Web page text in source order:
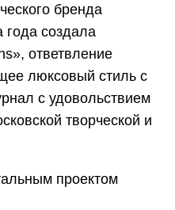
бренда
года создала
ответвление
люксовый стиль с
с удовольствием
творческой и
проектом